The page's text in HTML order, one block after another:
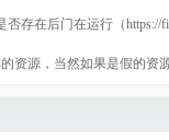
否存在后门在运行（https://
的资源，当然如果是假的资